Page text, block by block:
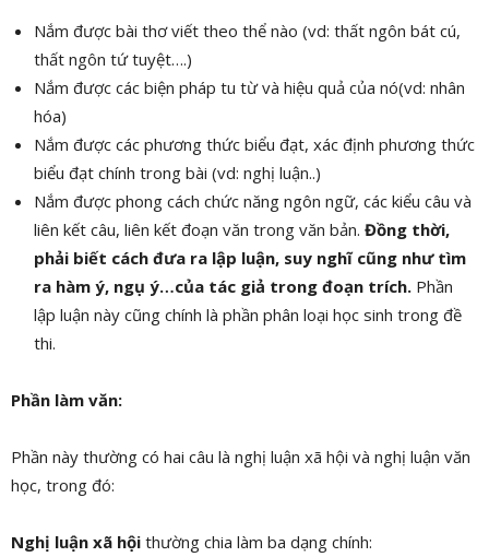
Nắm được bài thơ viết theo thể nào (vd: thất ngôn bát cú,
thất ngôn tứ tuyệt….)
Nắm được các biện pháp tu từ và hiệu quả của nó(vd: nhân
hóa)
Nắm được các phương thức biểu đạt, xác định phương thức
biểu đạt chính trong bài (vd: nghị luận..)
Nắm được phong cách chức năng ngôn ngữ, các kiểu câu và
liên kết câu, liên kết đoạn văn trong văn bản. Đồng thời,
phải biết cách đưa ra lập luận, suy nghĩ cũng như tìm
ra hàm ý, ngụ ý…của tác giả trong đoạn trích. Phần
lập luận này cũng chính là phần phân loại học sinh trong đề
thi.
Phần làm văn:
Phần này thường có hai câu là nghị luận xã hội và nghị luận văn
học, trong đó:
Nghị luận xã hội thường chia làm ba dạng chính: